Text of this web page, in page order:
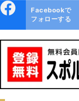
ok
Facebookで
フォローする